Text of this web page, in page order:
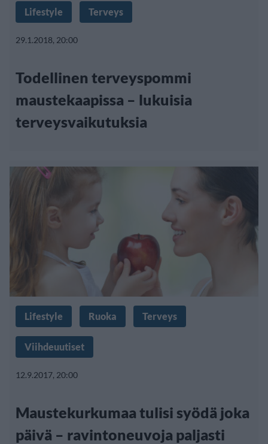
Lifestyle Terveys
29.1.2018, 20:00
Todellinen terveyspommi
maustekaapissa – lukuisia
terveysvaikutuksia
Lifestyle Ruoka Terveys
Viihdeuutiset
12.9.2017, 20:00
Maustekurkumaa tulisi syödä joka
päivä – ravintoneuvoja paljasti